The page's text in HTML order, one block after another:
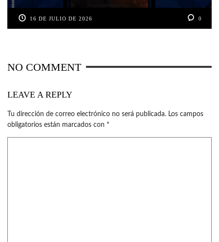
16 DE JULIO DE 2026 0
NO COMMENT
LEAVE A REPLY
Tu dirección de correo electrónico no será publicada. Los campos
obligatorios están marcados con *